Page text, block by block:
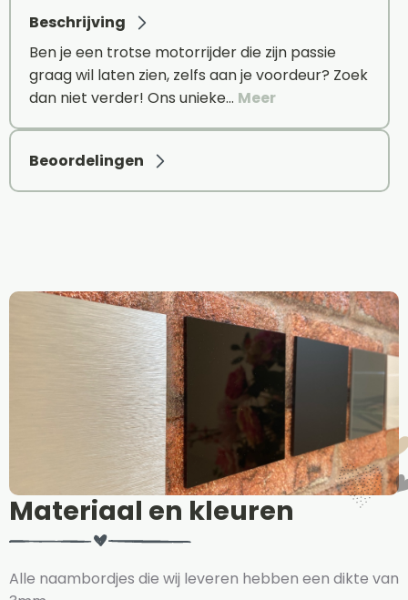
Beschrijving
Ben je een trotse motorrijder die zijn passie
graag wil laten zien, zelfs aan je voordeur? Zoek
dan niet verder! Ons unieke… Meer
Beoordelingen
Materiaal en kleuren
Alle naambordjes die wij leveren hebben een dikte van